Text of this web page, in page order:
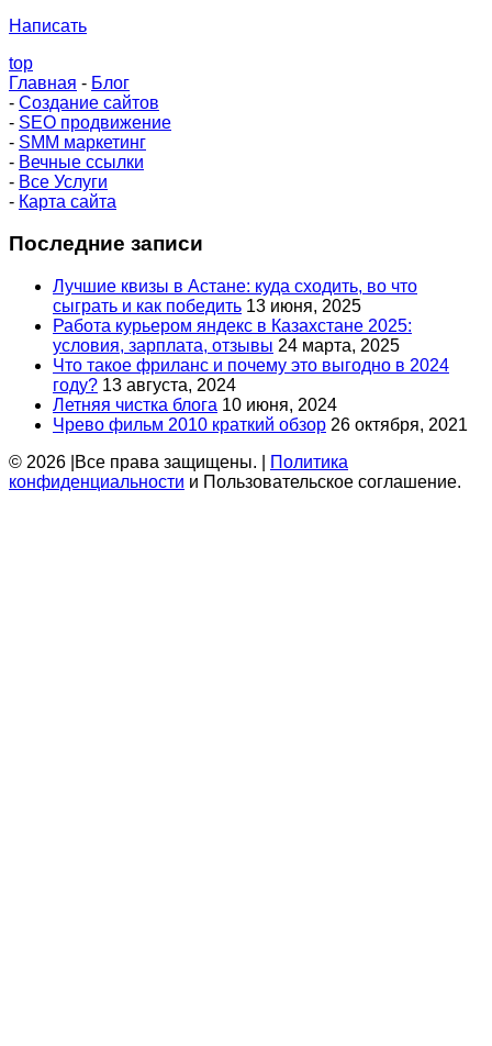
Написать
top
Главная - Блог
- Создание сайтов
- SEO продвижение
- SMM маркетинг
- Вечные ссылки
- Все Услуги
- Карта сайта
Последние записи
Лучшие квизы в Астане: куда сходить, во что
сыграть и как победить 13 июня, 2025
Работа курьером яндекс в Казахстане 2025:
условия, зарплата, отзывы 24 марта, 2025
Что такое фриланс и почему это выгодно в 2024
году? 13 августа, 2024
Летняя чистка блога 10 июня, 2024
Чрево фильм 2010 краткий обзор 26 октября, 2021
© 2026 |Все права защищены. |
Политика
конфиденциальности и Пользовательское соглашение.